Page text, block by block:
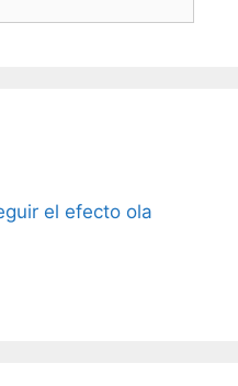
el efecto ola